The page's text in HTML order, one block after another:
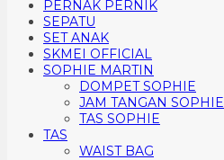
PERNAK PERNIK
SEPATU
SET ANAK
SKMEI OFFICIAL
SOPHIE MARTIN
DOMPET SOPHIE
JAM TANGAN SOPHIE
TAS SOPHIE
TAS
WAIST BAG